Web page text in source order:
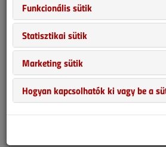
Funkcionális sütik
Statisztikai sütik
Marketing sütik
Hogyan kapcsolhatók ki vagy be a